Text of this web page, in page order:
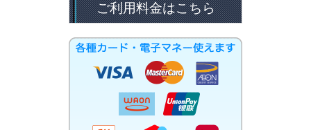
ご利用料金はこちら